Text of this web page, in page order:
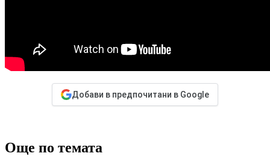
Добави в предпочитани в Google
Още по темата